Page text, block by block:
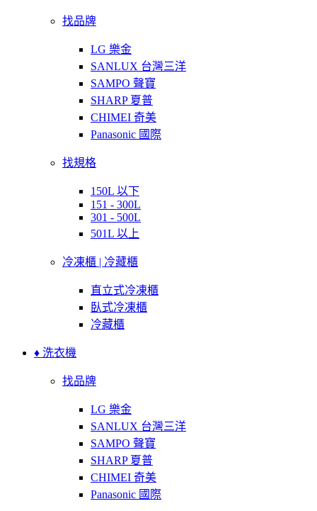
找品牌
LG 樂金
SANLUX 台灣三洋
SAMPO 聲寶
SHARP 夏普
CHIMEI 奇美
Panasonic 國際
找規格
150L 以下
151 - 300L
301 - 500L
501L 以上
冷凍櫃 | 冷藏櫃
直立式冷凍櫃
臥式冷凍櫃
冷藏櫃
♦ 洗衣機
找品牌
LG 樂金
SANLUX 台灣三洋
SAMPO 聲寶
SHARP 夏普
CHIMEI 奇美
Panasonic 國際